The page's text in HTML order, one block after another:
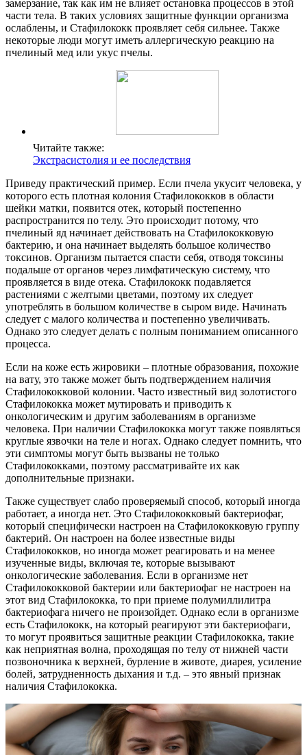
замерзание, так как им не влияет остановка процессов в этой
части тела. В таких условиях защитные функции организма
ослаблены, и Стафилококк проявляет себя сильнее. Также
некоторые люди могут иметь аллергическую реакцию на
пчелиный мед или укус пчелы.
Читайте также:
Экстрасистолия и ее последствия
Приведу практический пример. Если пчела укусит человека, у
которого есть плотная колония Стафилококков в области
шейки матки, появится отек, который постепенно
распространится по телу. Это происходит потому, что
пчелиный яд начинает действовать на Стафилококковую
бактерию, и она начинает выделять большое количество
токсинов. Организм пытается спасти себя, отводя токсины
подальше от органов через лимфатическую систему, что
проявляется в виде отека. Стафилококк подавляется
растениями с желтыми цветами, поэтому их следует
употреблять в большом количестве в сыром виде. Начинать
следует с малого количества и постепенно увеличивать.
Однако это следует делать с полным пониманием описанного
процесса.
Если на коже есть жировики – плотные образования, похожие
на вату, это также может быть подтверждением наличия
Стафилококковой колонии. Часто известный вид золотистого
Стафилококка может мутировать и приводить к
онкологическим и другим заболеваниям в организме
человека. При наличии Стафилококка могут также появляться
круглые язвочки на теле и ногах. Однако следует помнить, что
эти симптомы могут быть вызваны не только
Стафилококками, поэтому рассматривайте их как
дополнительные признаки.
Также существует слабо проверяемый способ, который иногда
работает, а иногда нет. Это Стафилококковый бактериофаг,
который специфически настроен на Стафилококковую группу
бактерий. Он настроен на более известные виды
Стафилококков, но иногда может реагировать и на менее
изученные виды, включая те, которые вызывают
онкологические заболевания. Если в организме нет
Стафилококковой бактерии или бактериофаг не настроен на
этот вид Стафилококка, то при приеме полумиллилитра
бактериофага ничего не произойдет. Однако если в организме
есть Стафилококк, на который реагируют эти бактериофаги,
то могут проявиться защитные реакции Стафилококка, такие
как неприятная волна, проходящая по телу от нижней части
позвоночника к верхней, бурление в животе, диарея, усиление
болей, затрудненность дыхания и т.д. – это явный признак
наличия Стафилококка.